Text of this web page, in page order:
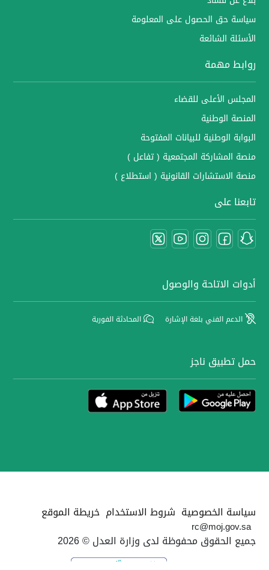
سياسة حق الحصول على المعلومة
الأسئلة الشائعة
روابط مهمة
المجلس الأعلى للقضاء
المنصة الوطنية
البوابة الوطنية للبيانات المفتوحة
منصة المشاركة المجتمعية ( تفاعل )
منصة الاستشارات القانونية ( استطلاع )
تابعنا على
أدوات الاتاحة والوصول
الدعم الفني بلغة الإشارة المحادثة الفورية
حمل تطبيق ناجز
سياسة الخصوصية شروط الاستخدام خريطة الموقع
rc@moj.gov.sa
جميع الحقوق محفوظة لدى وزارة العدل © 2026